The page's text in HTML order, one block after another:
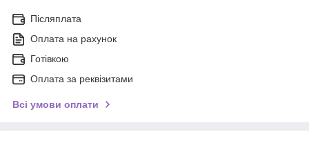
Післяплата
Оплата на рахунок
Готівкою
Оплата за реквізитами
Всі умови оплати